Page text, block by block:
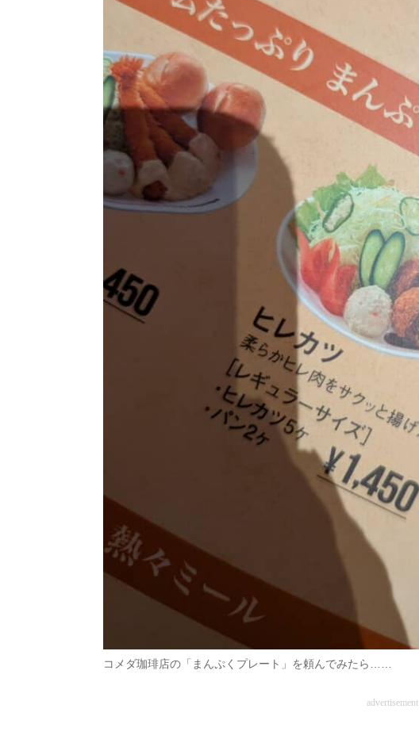
コメダ珈琲店の「まんぷくプレート」を頼んでみたら……
advertisement